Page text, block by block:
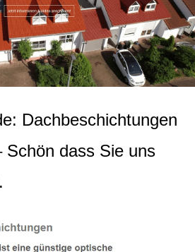
Dachbeschichtungen
Schön dass Sie uns